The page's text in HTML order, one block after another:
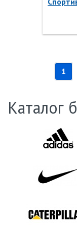
1
Каталог